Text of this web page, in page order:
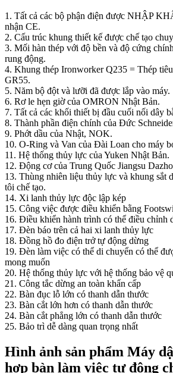
1. Tất cả các bộ phận điện được NHẬP
nhận CE.
2. Cấu trúc khung thiết kế được chế tạo
3. Mối hàn thép với độ bền và độ cứng
rung động.
4. Khung thép Ironworker Q235 = Thép
GR55.
5. Năm bộ đột và lưỡi đã được lắp vào máy.
6. Rơ le hẹn giờ của OMRON Nhật Bản.
7. Tất cả các khối thiết bị đầu cuối nối dây
8. Thành phần điện chính của Đức
9. Phớt dầu của Nhật, NOK.
10. O-Ring và Van của Đài Loan cho máy
11. Hệ thống thủy lực của Yuken Nhật Bản.
12. Động cơ của Trung Quốc Jiangsu
13. Thùng nhiên liệu thủy lực và khung sắt
tôi chế tạo.
14. Xi lanh thủy lực độc lập kép
15. Công việc được điều khiển bằng
16. Điều khiển hành trình có thể điều chỉnh
17. Đèn báo trên cả hai xi lanh thủy lực
18. Đồng hồ đo điện trở tự động dừng
19. Đèn làm việc có thể di chuyển có thể
mong muốn
20. Hệ thống thủy lực với hệ thống bảo vệ
21. Công tắc dừng an toàn khẩn cấp
22. Bàn đục lỗ lớn có thanh dẫn thước
23. Bàn cắt lớn hơn có thanh dẫn thước
24. Bàn cắt phẳng lớn có thanh dẫn thước
25. Bảo trì dễ dàng quan trọng nhất
Hình ảnh sản phẩm Máy
hợp bàn làm việc tự động